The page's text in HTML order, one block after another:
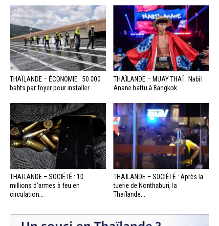
THAÏLANDE – ÉCONOMIE : 50 000
bahts par foyer pour installer...
THAÏLANDE – MUAY THAÏ : Nabil
Anane battu à Bangkok
THAÏLANDE – SOCIÉTÉ : 10
millions d’armes à feu en
circulation...
THAÏLANDE – SOCIÉTÉ : Après la
tuerie de Nonthaburi, la
Thaïlande...